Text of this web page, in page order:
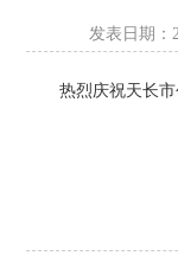
发表日期：
热烈庆祝天长市